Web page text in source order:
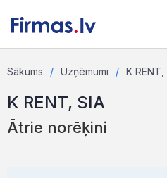
Sākums Uzņēmumi K RENT,
K RENT, SIA
Ātrie norēķini